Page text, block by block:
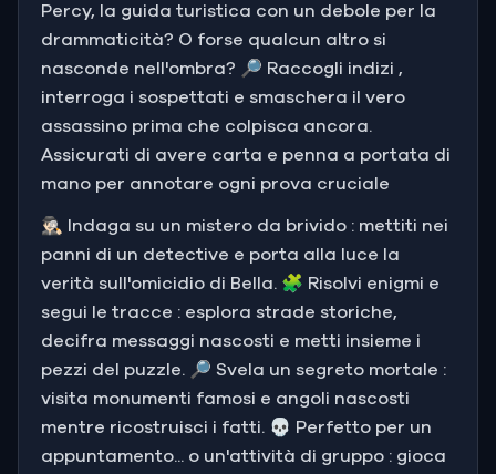
Percy, la guida turistica con un debole per la
drammaticità? O forse qualcun altro si
nasconde nell'ombra? 🔎 Raccogli indizi ,
interroga i sospettati e smaschera il vero
assassino prima che colpisca ancora.
Assicurati di avere carta e penna a portata di
mano per annotare ogni prova cruciale
🕵🏻‍♂️ Indaga su un mistero da brivido : mettiti nei
panni di un detective e porta alla luce la
verità sull'omicidio di Bella. 🧩 Risolvi enigmi e
segui le tracce : esplora strade storiche,
decifra messaggi nascosti e metti insieme i
pezzi del puzzle. 🔎 Svela un segreto mortale :
visita monumenti famosi e angoli nascosti
mentre ricostruisci i fatti. 💀 Perfetto per un
appuntamento... o un'attività di gruppo : gioca